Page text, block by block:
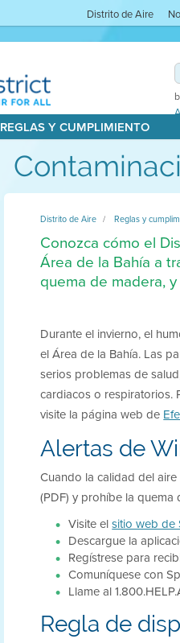
Distrito de Aire
REGLAS Y CUMPLIMIENTO
Distrito de Aire Reglas y
Conozca cómo el
Área de la Bahía a
quema de madera,
Durante el invierno, el
el Área de la Bahía. Las
serios problemas de
cardiacos o respiratorios.
visite la página web de
Alertas de
Cuando la calidad del
(PDF) y prohíbe la quema
Visite elsitio web de
Descargue la
Regístrese para
Comuníquese con
Llame al
Regla de